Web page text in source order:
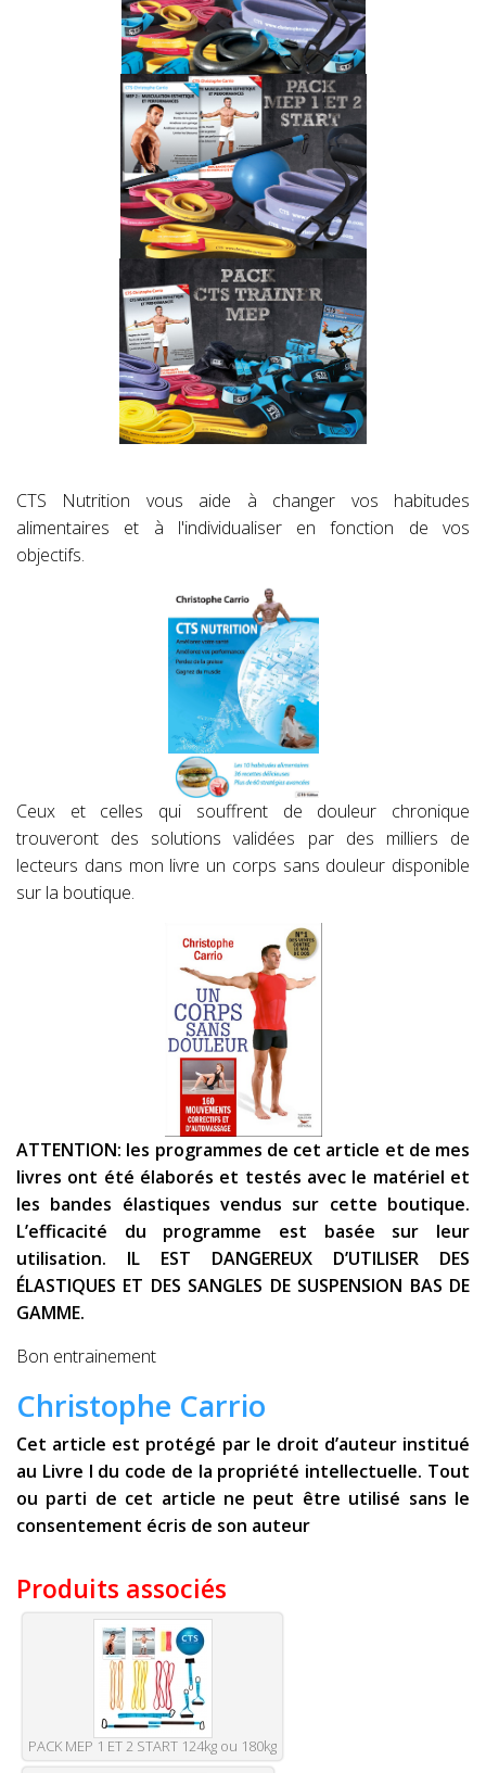
CTS Nutrition vous aide à changer vos habitudes
alimentaires et à l'individualiser en fonction de vos
objectifs.
Ceux et celles qui souffrent de douleur chronique
trouveront des solutions validées par des milliers de
lecteurs dans mon livre un corps sans douleur disponible
sur la boutique.
ATTENTION: les programmes de cet article et de mes
livres ont été élaborés et testés avec le matériel et
les bandes élastiques vendus sur cette boutique.
L’efficacité du programme est basée sur leur
utilisation. IL EST DANGEREUX D’UTILISER DES
ÉLASTIQUES ET DES SANGLES DE SUSPENSION BAS DE
GAMME.
Bon entrainement
Christophe Carrio
Cet article est protégé par le droit d’auteur institué
au Livre I du code de la propriété intellectuelle. Tout
ou parti de cet article ne peut être utilisé sans le
consentement écris de son auteur
Produits associés
PACK MEP 1 ET 2 START 124kg ou 180kg